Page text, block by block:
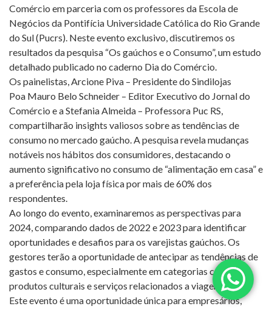
Comércio em parceria com os professores da Escola de
Negócios da Pontifícia Universidade Católica do Rio Grande
do Sul (Pucrs). Neste evento exclusivo, discutiremos os
resultados da pesquisa “Os gaúchos e o Consumo”, um estudo
detalhado publicado no caderno Dia do Comércio.
Os painelistas, Arcione Piva – Presidente do Sindilojas
Poa Mauro Belo Schneider – Editor Executivo do Jornal do
Comércio e a Stefania Almeida – Professora Puc RS,
compartilharão insights valiosos sobre as tendências de
consumo no mercado gaúcho. A pesquisa revela mudanças
notáveis nos hábitos dos consumidores, destacando o
aumento significativo no consumo de “alimentação em casa” e
a preferência pela loja física por mais de 60% dos
respondentes.
Ao longo do evento, examinaremos as perspectivas para
2024, comparando dados de 2022 e 2023 para identificar
oportunidades e desafios para os varejistas gaúchos. Os
gestores terão a oportunidade de antecipar as tendências de
gastos e consumo, especialmente em categorias como
produtos culturais e serviços relacionados a viagens.
Este evento é uma oportunidade única para empresários,